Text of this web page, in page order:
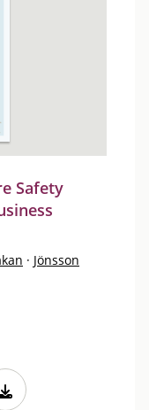
Safety
· Jönsson